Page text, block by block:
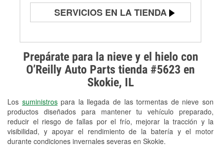
Prepárate para la nieve y el hielo con
O’Reilly Auto Parts tienda #5623 en
Skokie, IL
Los suministrospara la llegada de las tormentas de nieve son
productos diseñados para mantener tu vehículo preparado,
reducir el riesgo de fallas por el frío, mejorar la tracción y la
visibilidad, y apoyar el rendimiento de la batería y el motor
durante condiciones invernales severas en Skokie.
SERVICIOS EN LA TIENDA
Prueba de alternadores y
arrancadores
Revisión de la luz "Check Engine"
Reciclaje de baterías y aceite
Instalación de bombillas de faros
Instalación de limpiaparabrisas